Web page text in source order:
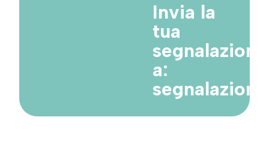
Invia la
tua
segnalazione
a: